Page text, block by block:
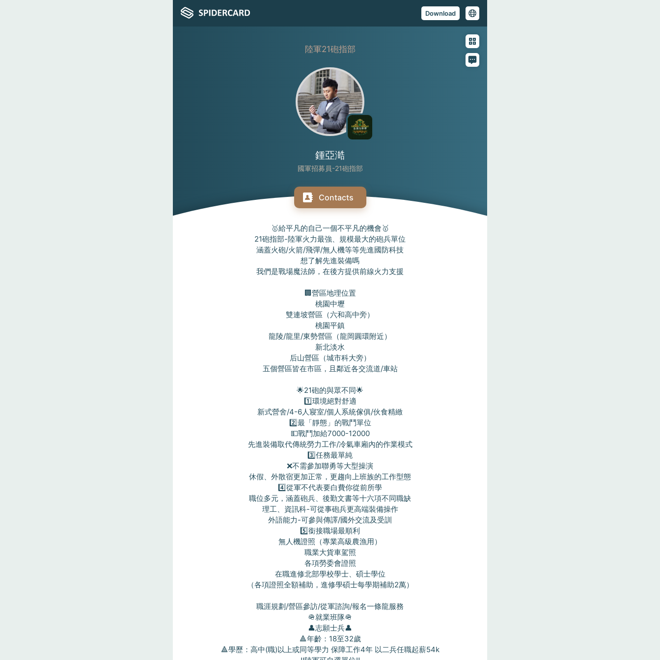
Download
陸軍21砲指部
鍾亞澔
國軍招募員-21砲指部
Contacts
🥇給平凡的自己一個不平凡的機會🥇
21砲指部-陸軍火力最強、規模最大的砲兵單位
涵蓋火砲/火箭/飛彈/無人機等等先進國防科技
想了解先進裝備嗎
我們是戰場魔法師，在後方提供前線火力支援
🏢營區地理位置
桃園中壢
雙連坡營區（六和高中旁）
桃園平鎮
龍陵/龍里/東勢營區（龍岡圓環附近）
新北淡水
后山營區（城市科大旁）
五個營區皆在市區，且鄰近各交流道/車站
🌟21砲的與眾不同🌟
1️⃣環境絕對舒適
新式營舍/4-6人寢室/個人系統傢俱/伙食精緻
2️⃣最「靜態」的戰鬥單位
💵戰鬥加給7000-12000
先進裝備取代傳統勞力工作/冷氣車廂內的作業模式
3️⃣任務最單純
❌不需參加聯勇等大型操演
休假、外散宿更加正常，更趨向上班族的工作型態
4️⃣從軍不代表要白費你從前所學
職位多元，涵蓋砲兵、後勤文書等十六項不同職缺
理工、資訊科-可從事砲兵更高端裝備操作
外語能力-可參與傳譯/國外交流及受訓
5️⃣銜接職場最順利
無人機證照（專業高級農漁用）
職業大貨車駕照
各項勞委會證照
在職進修北部學校學士、碩士學位
（各項證照全額補助，進修學碩士每學期補助2萬）
職涯規劃/營區參訪/從軍諮詢/報名一條龍服務
🪖就業班隊🪖
👤志願士兵👤
🔺年齡：18至32歲
🔺學歷：高中(職)以上或同等學力 保障工作4年 以二兵任職起薪54k